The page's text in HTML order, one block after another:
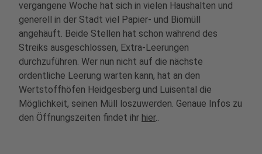
vergangene Woche hat sich in vielen Haushalten und
generell in der Stadt viel Papier- und Biomüll
angehäuft. Beide Stellen hat schon während des
Streiks ausgeschlossen, Extra-Leerungen
durchzuführen. Wer nun nicht auf die nächste
ordentliche Leerung warten kann, hat an den
Wertstoffhöfen Heidgesberg und Luisental die
Möglichkeit, seinen Müll loszuwerden. Genaue Infos zu
den Öffnungszeiten findet ihr hier..